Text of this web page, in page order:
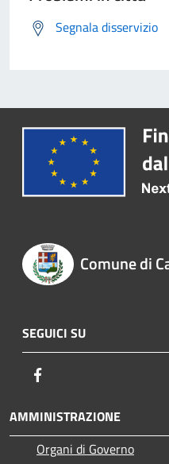
Segnala disservizio
Comune di
SEGUICI SU
AMMINISTRAZIONE
Organi di Governo